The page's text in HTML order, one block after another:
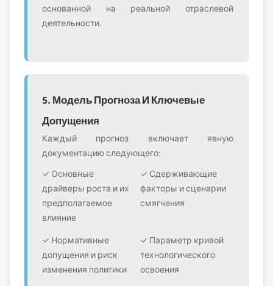
основанной на реальной отраслевой
деятельности.
5. Модель Прогноза И Ключевые
Допущения
Каждый прогноз включает явную
документацию следующего:
✓ Основные
драйверы роста и их
предполагаемое
влияние
✓ Сдерживающие
факторы и сценарии
смягчения
✓ Нормативные
допущения и риск
изменения политики
✓ Параметр кривой
технологического
освоения